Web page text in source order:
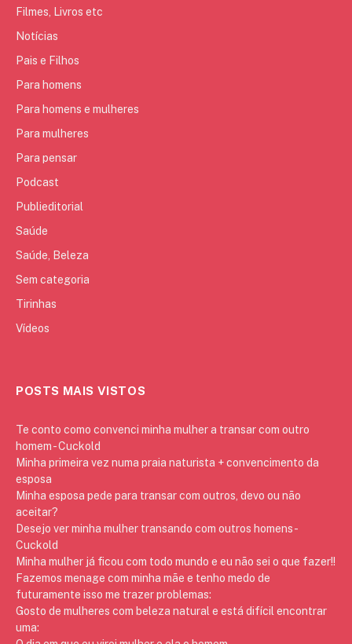
Filmes, Livros etc
Notícias
Pais e Filhos
Para homens
Para homens e mulheres
Para mulheres
Para pensar
Podcast
Publieditorial
Saúde
Saúde, Beleza
Sem categoria
Tirinhas
Vídeos
POSTS MAIS VISTOS
Te conto como convenci minha mulher a transar com outro
homem - Cuckold
Minha primeira vez numa praia naturista + convencimento da
esposa
Minha esposa pede para transar com outros, devo ou não
aceitar?
Desejo ver minha mulher transando com outros homens -
Cuckold
Minha mulher já ficou com todo mundo e eu não sei o que fazer!!
Fazemos menage com minha mãe e tenho medo de
futuramente isso me trazer problemas:
Gosto de mulheres com beleza natural e está difícil encontrar
uma: